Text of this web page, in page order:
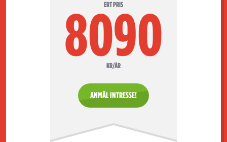
ERT PRIS
8090
KR/ÅR
ANMÄL INTRESSE!